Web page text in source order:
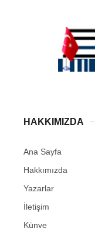
HAKKIMIZDA
Ana Sayfa
Hakkımızda
Yazarlar
İletişim
Künye